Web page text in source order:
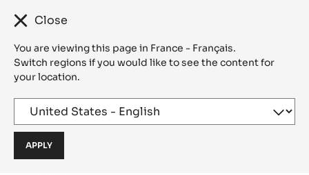
Close
You are viewing this page in France - Français.
Switch regions if you would like to see the content for
your location.